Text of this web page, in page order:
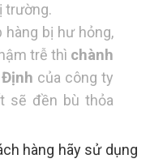
trường.
bị hư hỏng,
trễ thì chành
của công ty
sẽ đền bù thỏa
hàng hãy sử dụng